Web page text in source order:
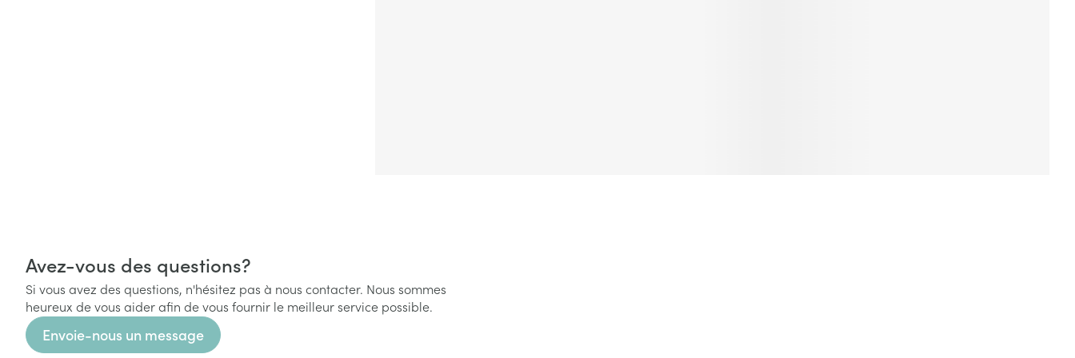
Avez-vous des questions?
Si vous avez des questions, n'hésitez pas à nous contacter. Nous sommes
heureux de vous aider afin de vous fournir le meilleur service possible.
Envoie-nous un message